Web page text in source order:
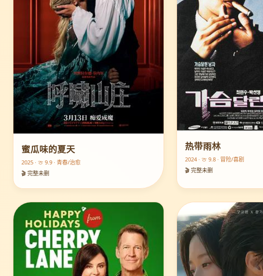
蜜瓜味的夏天
2025 · 🍈 9.9 · 青春/治愈
🎬 完整未删
热带雨林
2024 · 🍈 9.8 · 冒险/喜剧
🎬 完整未删